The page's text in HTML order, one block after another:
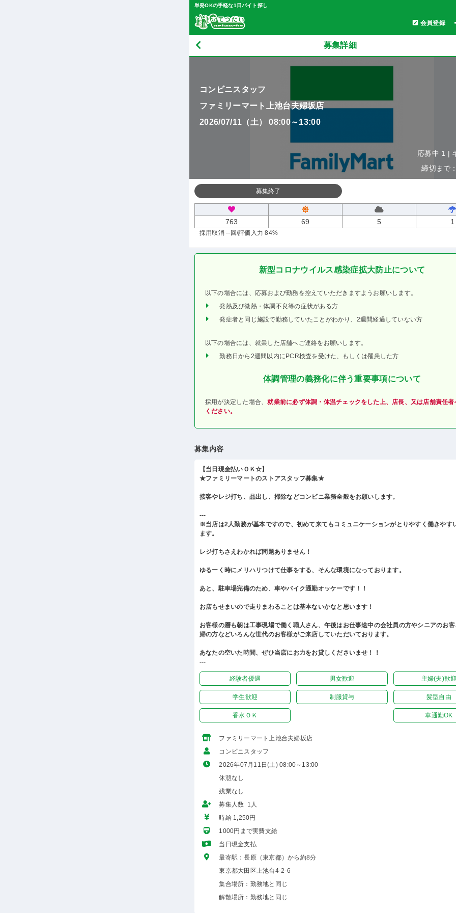
単発OKの手軽な1日バイト探し
会員登録
募集詳細
コンビニスタッフ
ファミリーマート上池台夫婦坂店
2026/07/11（土） 08:00～13:00
応募中 1 |
締切まで
募集終了
763 69 5 1
採用取消 --回/評価入力 84%
新型コロナウイルス感染症拡大防止について
以下の場合には、応募および勤務を控えていただきますようお願いします。
発熱及び微熱・体調不良等の症状がある方
発症者と同じ施設で勤務していたことがわかり、2週間経過していない方
以下の場合には、就業した店舗へご連絡をお願いします。
勤務日から2週間以内にPCR検査を受けた、もしくは罹患した方
体調管理の義務化に伴う重要事項について
採用が決定した場合、就業前に必ず体調・体温チェックをした上、店長、又は店舗責任者
ください。
募集内容
【当日現金払いＯＫ☆】
★ファミリーマートのストアスタッフ募集★
接客やレジ打ち、品出し、掃除などコンビニ業務全般をお願いします。
---
※当店は2人勤務が基本ですので、初めて来てもコミュニケーションがとりやすく働きやす
ます。
レジ打ちさえわかれば問題ありません！
ゆるーく時にメリハリつけて仕事をする、そんな環境になっております。
あと、駐車場完備のため、車やバイク通勤オッケーです！！
お店もせまいので走りまわることは基本ないかなと思います！
お客様の層も朝は工事現場で働く職人さん、午後はお仕事途中の会社員の方やシニアのお
婦の方などいろんな世代のお客様がご来店していただいております。
あなたの空いた時間、ぜひ当店にお力をお貸しくださいませ！！
---
経験者優遇 男女歓迎 主婦(夫)歓
学生歓迎 制服貸与 髪型自由
香水ＯＫ 車通勤OK
ファミリーマート上池台夫婦坂店
コンビニスタッフ
2026年07月11日(土) 08:00～13:00
休憩なし
残業なし
募集人数 1人
時給 1,250円
1000円まで実費支給
当日現金支払
最寄駅：長原（東京都）から約8分
東京都大田区上池台4-2-6
集合場所：勤務地と同じ
解散場所：勤務地と同じ